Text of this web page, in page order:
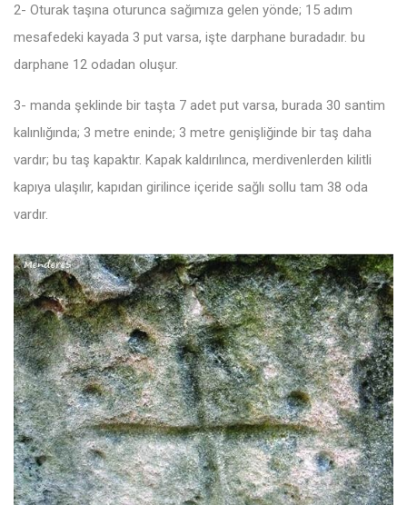
2- Oturak taşına oturunca sağımıza gelen yönde; 15 adım
mesafedeki kayada 3 put varsa, işte darphane buradadır. bu
darphane 12 odadan oluşur.
3- manda şeklinde bir taşta 7 adet put varsa, burada 30 santim
kalınlığında; 3 metre eninde; 3 metre genişliğinde bir taş daha
vardır; bu taş kapaktır. Kapak kaldırılınca, merdivenlerden kilitli
kapıya ulaşılır, kapıdan girilince içeride sağlı sollu tam 38 oda
vardır.